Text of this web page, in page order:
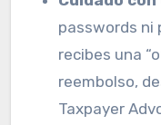
passwords ni
recibes una
reembolso,
Taxpayer